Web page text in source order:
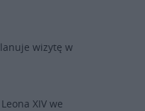
wizytę w
XIV we